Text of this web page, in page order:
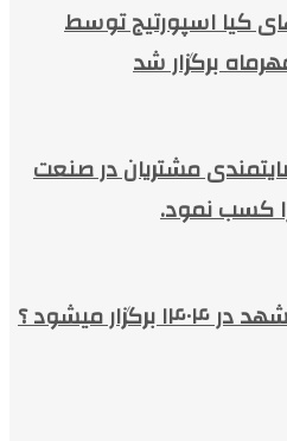
کیا اسپورتیج توسط
برگزار شد
مشتریان در صنعت
کسب نمود.
میشود ؟